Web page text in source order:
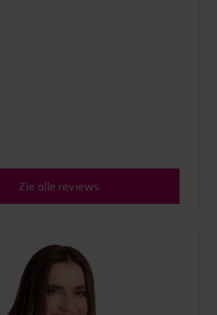
Zie alle reviews